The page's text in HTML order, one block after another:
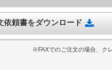
依頼書をダウンロード
※FAXでのご注文の場合、ク